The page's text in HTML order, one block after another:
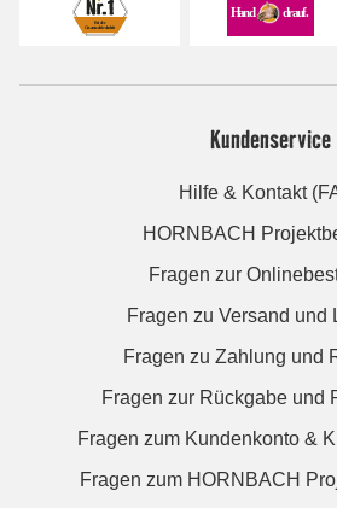
Kundenservice
Hilfe & Kontakt
HORNBACH
Fragen zur
Fragen zu Versand und
Fragen zu Zahlung und
Fragen zur Rückgabe und
Fragen zum Kundenkonto &
Fragen zum HORNBACH